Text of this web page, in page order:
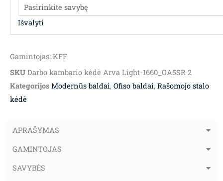
Išvalyti
Gamintojas: KFF
SKU Darbo kambario kėdė Arva Light-1660_OA5SR 2
Kategorijos Modernūs baldai, Ofiso baldai, Rašomojo stalo
kėdė
APRAŠYMAS
GAMINTOJAS
SAVYBĖS